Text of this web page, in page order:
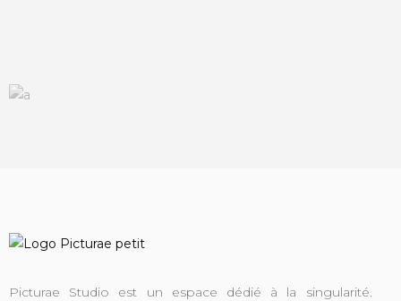
Picturae Studio est un espace dédié à la singularité.